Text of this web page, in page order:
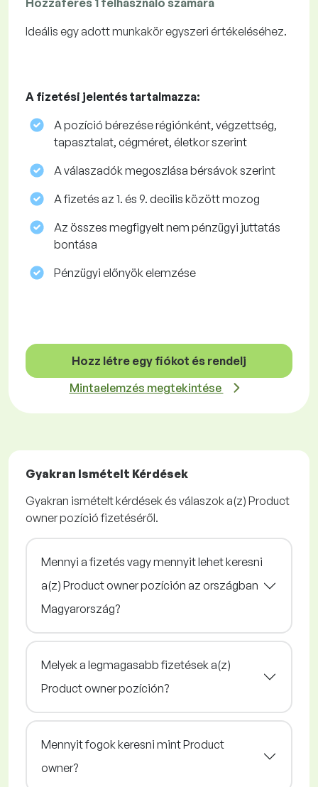
Hozzáférés 1 felhasználó számára
Ideális egy adott munkakör egyszeri értékeléséhez.
A fizetési jelentés tartalmazza:
A pozíció bérezése régiónként, végzettség,
tapasztalat, cégméret, életkor szerint
A válaszadók megoszlása ​​bérsávok szerint
A fizetés az 1. és 9. decilis között mozog
Az összes megfigyelt nem pénzügyi juttatás
bontása
Pénzügyi előnyök elemzése
Hozz létre egy fiókot és rendelj
Mintaelemzés megtekintése
Gyakran Ismételt Kérdések
Gyakran ismételt kérdések és válaszok a(z) Product
owner pozíció fizetéséről.
Mennyi a fizetés vagy mennyit lehet keresni
a(z) Product owner pozíción az országban
Magyarország?
Melyek a legmagasabb fizetések a(z)
Product owner pozíción?
Mennyit fogok keresni mint Product
owner?